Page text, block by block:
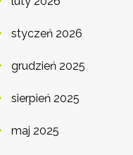
styczeń 2026
grudzień 2025
sierpień 2025
maj 2025